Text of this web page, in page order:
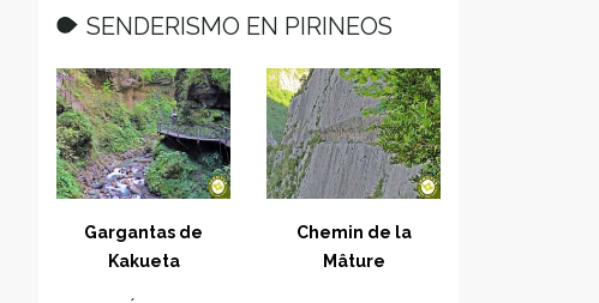
SENDERISMO EN PIRINEOS
Gargantas de
Kakueta
Chemin de la
Mâture